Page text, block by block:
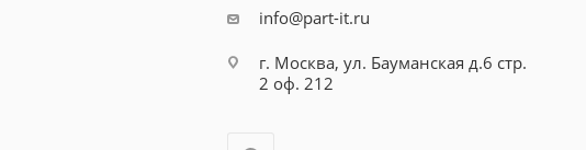
info@part-it.ru
г. Москва, ул. Бауманская д.6 стр.
2 оф. 212